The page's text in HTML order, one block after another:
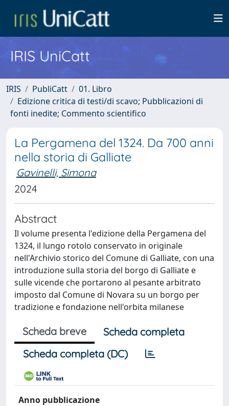
IRIS UniCatt
IRIS PubliCatt
01. Libro
Edizione critica di testi/di scavo; Pubblicazioni di
fonti inedite; Commento scientifico
La Pergamena del 1324. Da 700 anni
nella storia di Galliate
Gavinelli, Simona
2024
Abstract
Il volume presenta l'edizione della Pergamena del
1324, il lungo rotolo conservato in originale
nell'Archivio storico del Comune di Galliate, con una
introduzione sulla storia del borgo di Galliate e
sulle vicende che portarono al pesante arbitrato
imposto dal Comune di Novara su un borgo per
tradizione e fondazione nell'orbita milanese
Scheda breve
Scheda completa
Scheda completa (DC)
Anno pubblicazione